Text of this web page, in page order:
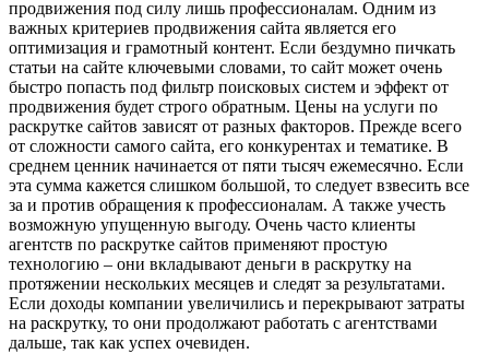
продвижения под силу лишь профессионалам. Одним из
важных критериев продвижения сайта является его
оптимизация и грамотный контент. Если бездумно пичкать
статьи на сайте ключевыми словами, то сайт может очень
быстро попасть под фильтр поисковых систем и эффект от
продвижения будет строго обратным. Цены на услуги по
раскрутке сайтов зависят от разных факторов. Прежде всего
от сложности самого сайта, его конкурентах и тематике. В
среднем ценник начинается от пяти тысяч ежемесячно. Если
эта сумма кажется слишком большой, то следует взвесить все
за и против обращения к профессионалам. А также учесть
возможную упущенную выгоду. Очень часто клиенты
агентств по раскрутке сайтов применяют простую
технологию – они вкладывают деньги в раскрутку на
протяжении нескольких месяцев и следят за результатами.
Если доходы компании увеличились и перекрывают затраты
на раскрутку, то они продолжают работать с агентствами
дальше, так как успех очевиден.